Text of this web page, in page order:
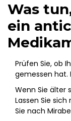
Was
ein
Prüfen Sie, ob
gemessen hat.
Wenn Sie älter
Lassen Sie
Sie nach